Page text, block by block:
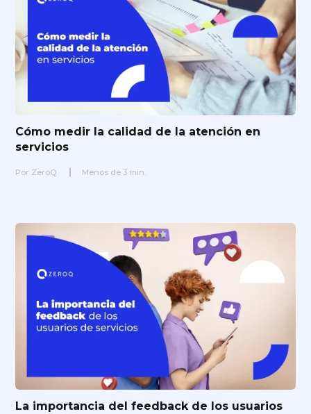
Cómo medir la calidad de la atención en
servicios
Por ZeroQ Menos de 3 min.
La importancia del feedback de los usuarios